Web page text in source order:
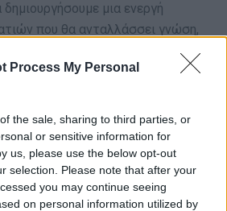
Process My Personal
the sale, sharing to third parties, or
or sensitive information for
us, please use the below opt-out
selection. Please note that after your
you may continue seeing
on personal information utilized by
μια ενεργή
που θα ανταλλάσσει γνώση,
του Business Analysis στην
και εγγραφές: